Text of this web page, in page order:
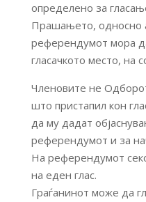
определено за
Прашањето, односно
референдумот мора
гласачкото место, на
Членовите не
што пристапил кон
да му дадат
референдумот и за
На референдумот
на еден глас.
Граѓанинот може да